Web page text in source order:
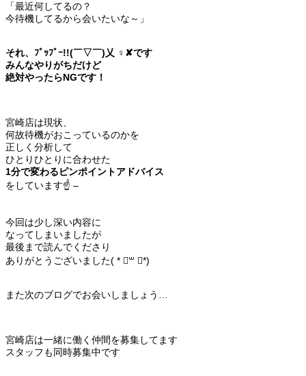
「最近何してるの？
今待機してるから会いたいな～」
それ、ﾌﾞｯﾌﾞｰ!!(￣▽￣)乂 ‍♀️✘です
みんなやりがちだけど
絶対やったらNGです！
宮崎店は現状、
何故待機がおこっているのかを
正しく分析して
ひとりひとりに合わせた
1分で変わるピンポイントアドバイス
をしています☝ –
今回は少し深い内容に
なってしまいましたが
最後まで読んでくださり
ありがとうございました( * ॑꒳ ॑*)
また次のブログでお会いしましょう…
宮崎店は一緒に働く仲間を募集してます
スタッフも同時募集中です